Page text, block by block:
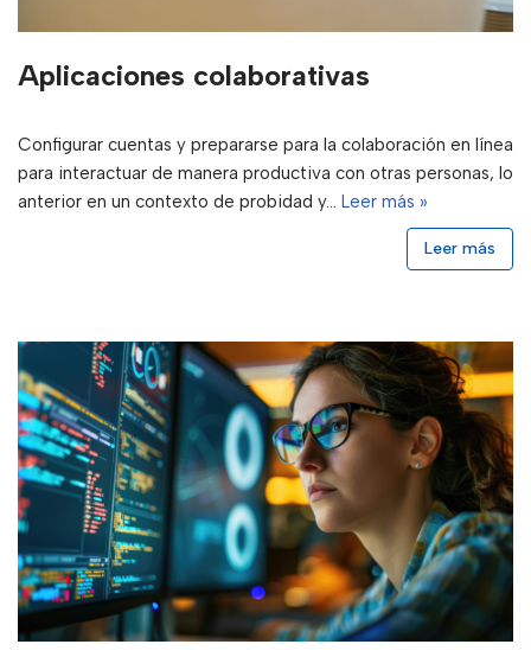
Aplicaciones colaborativas
Configurar cuentas y prepararse para la colaboración en línea
para interactuar de manera productiva con otras personas, lo
anterior en un contexto de probidad y… Leer más »
Leer más